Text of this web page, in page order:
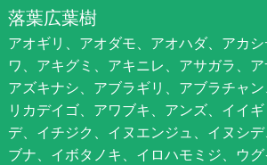
落葉広葉樹
アオギリ、アオダモ、アオハダ、アカ
ワ、アキグミ、アキニレ、アサガラ、ア
アズキナシ、アブラギリ、アブラチャ
リカデイゴ、アワブキ、アンズ、イイ
デ、イチジク、イヌエンジュ、イヌシ
ブナ、イボタノキ、イロハモミジ、ウ